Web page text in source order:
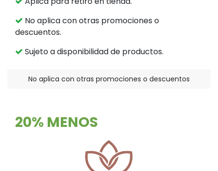
No aplica con otras promociones o
descuentos.
Sujeto a disponibilidad de productos.
No aplica con otras promociones o descuentos
20% MENOS